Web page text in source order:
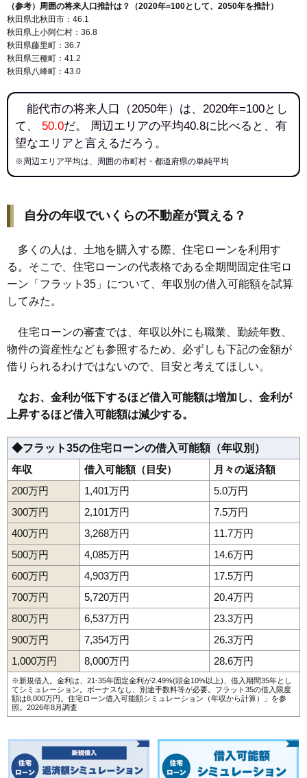
（参考）周囲の将来人口推計は？（2020年=100として、2050年を推計）
秋田県北秋田市：46.1
秋田県上小阿仁村：36.8
秋田県藤里町：36.7
秋田県三種町：41.2
秋田県八峰町：43.0
能代市の将来人口（2050年）は、2020年=100とし
て、 50.0だ。 周辺エリアの平均40.8に比べると、有
望なエリアと言えるだろう。
※周辺エリア平均は、周囲の市町村・都道府県の単純平均
自分の年収でいくらの不動産が買える？
多くの人は、土地を購入する際、住宅ローンを利用す
る。そこで、住宅ローンの代表格である全期間固定住宅ロ
ーン「フラット35」について、年収別の借入可能額を試算
してみた。
住宅ローンの審査では、年収以外にも職業、勤続年数、
物件の資産性なども参照するため、必ずしも下記の金額が
借りられるわけではないので、目安と考えてほしい。
なお、金利が低下するほど借入可能額は増加し、金利が
上昇するほど借入可能額は減少する。
◆フラット35の住宅ローンの借入可能額（年収別）
年収
借入可能額（目安）
月々の返済額
200万円
1,401万円
5.0万円
300万円
2,101万円
7.5万円
400万円
3,268万円
11.7万円
500万円
4,085万円
14.6万円
600万円
4,903万円
17.5万円
700万円
5,720万円
20.4万円
800万円
6,537万円
23.3万円
900万円
7,354万円
26.3万円
1,000万円
8,000万円 28.6万円
※新規借入。金利は、21-35年固定金利が2.49%(頭金10%以上)、借入期間35年とし
てシミュレーション。ボーナスなし、別途手数料等が必要。フラット35の借入限度
額は8,000万円。 住宅ローン借入可能額シミュレーション（年収から計算）
」を参
照。2026年8月調査